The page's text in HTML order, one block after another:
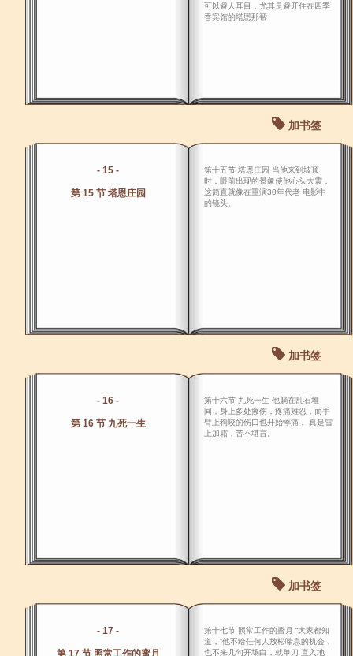
可以避人耳目，尤其是避开住在四季
香宾馆的塔恩那帮
加书签
- 15 -
第 15 节 塔恩庄园
第十五节 塔恩庄园 当他来到坡顶
时，眼前出现的景象使他心头大震，
这简直就像在重演30年代老 电影中
的镜头。
加书签
- 16 -
第 16 节 九死一生
第十六节 九死一生 他躺在乱石堆
间，身上多处擦伤，疼痛难忍，而手
臂上狗咬的伤口也开始悸痛， 真是雪
上加霜，苦不堪言。
加书签
- 17 -
第 17 节 照常工作的蜜月
第十七节 照常工作的蜜月 “大家都知
道，”他不给任何人放松喘息的机会，
也不来几句开场白，就单刀 直入地